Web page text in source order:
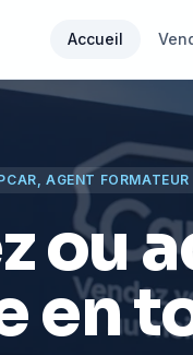
Accueil
AGENT FORMATEUR
ou
en